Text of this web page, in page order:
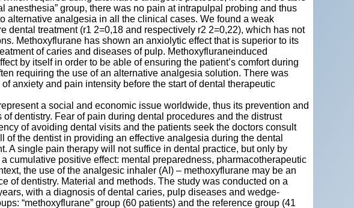
anesthesia” group, there was no pain at intrapulpal probing and thus
alternative analgesia in all the clinical cases. We found a weak
dental treatment (r1 2=0,18 and respectively r2 2=0,22), which has not
Methoxyflurane has shown an anxiolytic effect that is superior to its
of caries and diseases of pulp. Methoxyfluraneinduced
by itself in order to be able of ensuring the patient’s comfort during
requiring the use of an alternative analgesia solution. There was
anxiety and pain intensity before the start of dental therapeutic
a social and economic issue worldwide, thus its prevention and
dentistry. Fear of pain during dental procedures and the distrust
of avoiding dental visits and the patients seek the doctors consult
the dentist in providing an effective analgesia during the dental
A single pain therapy will not suffice in dental practice, but only by
cumulative positive effect: mental preparedness, pharmacotherapeutic
the use of the analgesic inhaler (AI) – methoxyflurane may be an
of dentistry. Material and methods. The study was conducted on a
with a diagnosis of dental caries, pulp diseases and wedge-
“methoxyflurane” group (60 patients) and the reference group (41